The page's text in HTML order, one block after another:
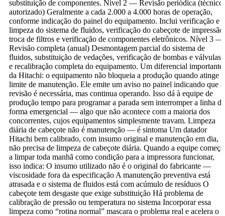
substituição de componentes. Nível 2 — Revisão periódica (técnico
autorizado) Geralmente a cada 2.000 a 4.000 horas de operação,
conforme indicação do painel do equipamento. Inclui verificação e
limpeza do sistema de fluidos, verificação do cabeçote de impressão,
troca de filtros e verificação de componentes eletrônicos. Nível 3 —
Revisão completa (anual) Desmontagem parcial do sistema de
fluidos, substituição de vedações, verificação de bombas e válvulas
e recalibração completa do equipamento. Um diferencial importante
da Hitachi: o equipamento não bloqueia a produção quando atinge o
limite de manutenção. Ele emite um aviso no painel indicando que a
revisão é necessária, mas continua operando. Isso dá à equipe de
produção tempo para programar a parada sem interromper a linha de
forma emergencial — algo que não acontece com a maioria dos
concorrentes, cujos equipamentos simplesmente travam. Limpeza
diária de cabeçote não é manutenção — é sintoma Um datador
Hitachi bem calibrado, com insumo original e manutenção em dia,
não precisa de limpeza de cabeçote diária. Quando a equipe começa
a limpar toda manhã como condição para a impressora funcionar,
isso indica: O insumo utilizado não é o original do fabricante —
viscosidade fora da especificação A manutenção preventiva está
atrasada e o sistema de fluidos está com acúmulo de resíduos O
cabeçote tem desgaste que exige substituição Há problema de
calibração de pressão ou temperatura no sistema Incorporar essa
limpeza como “rotina normal” mascara o problema real e acelera o